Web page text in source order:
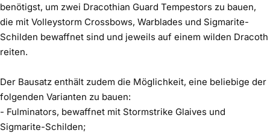
benötigst, um zwei Dracothian Guard Tempestors zu bauen,
die mit Volleystorm Crossbows, Warblades und Sigmarite-
Schilden bewaffnet sind und jeweils auf einem wilden Dracoth
reiten.
Der Bausatz enthält zudem die Möglichkeit, eine beliebige der
folgenden Varianten zu bauen:
- Fulminators, bewaffnet mit Stormstrike Glaives und
Sigmarite-Schilden;